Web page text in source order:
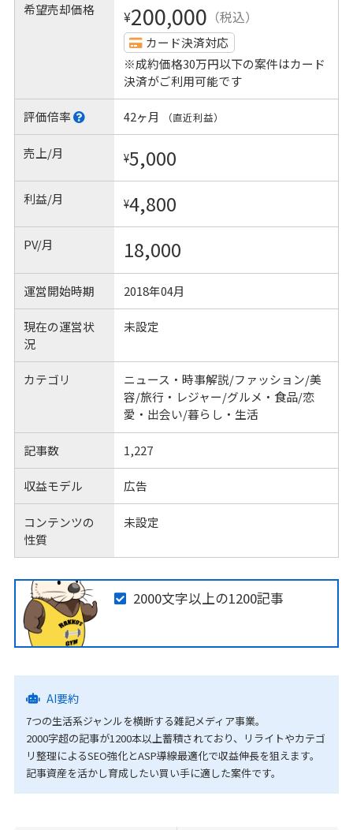
希望売却価格 ¥200,000 （税込）
カード決済対応
※成約価格30万円以下の案件はカード
決済がご利用可能です
評価倍率 42ヶ月 （直近利益）
売上/月 ¥5,000
利益/月 ¥4,800
PV/月 18,000
運営開始時期 2018年04月
現在の運営状
況
未設定
カテゴリ
ニュース・時事解説/ファッション/美
容/旅行・レジャー/グルメ・食品/恋
愛・出会い/暮らし・生活
記事数 1,227
収益モデル 広告
コンテンツの
性質
未設定
2000文字以上の1200記事
AI要約
7つの生活系ジャンルを横断する雑記メディア事業。
2000字超の記事が1200本以上蓄積されており、リライトやカテゴ
リ整理によるSEO強化とASP導線最適化で収益伸長を狙えます。
記事資産を活かし育成したい買い手に適した案件です。